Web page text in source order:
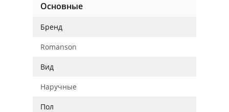
Основные
Бренд
Romanson
Вид
Наручные
Пол